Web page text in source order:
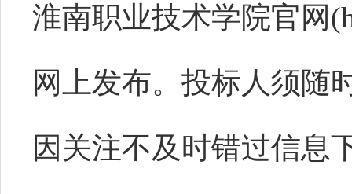
淮南职业技术学院官网
网上发布。投标人须随
因关注不及时错过信息